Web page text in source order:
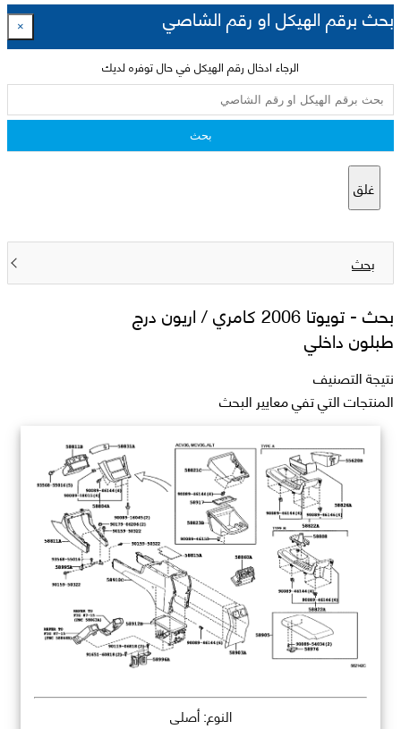
بحث برقم الهيكل او رقم الشاصي ×
الرجاء ادخال رقم الهيكل في حال توفره لديك
بحث
غلق
بحث
بحث - تويوتا 2006 كامري / اريون درج
طبلون داخلي
نتيجة التصنيف
المنتجات التي تفي معايير البحث
النوع: أصلي